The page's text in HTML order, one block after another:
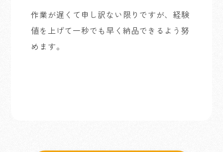
作業が遅くて申し訳ない限りですが、経験
値を上げて一秒でも早く納品できるよう努
めます。